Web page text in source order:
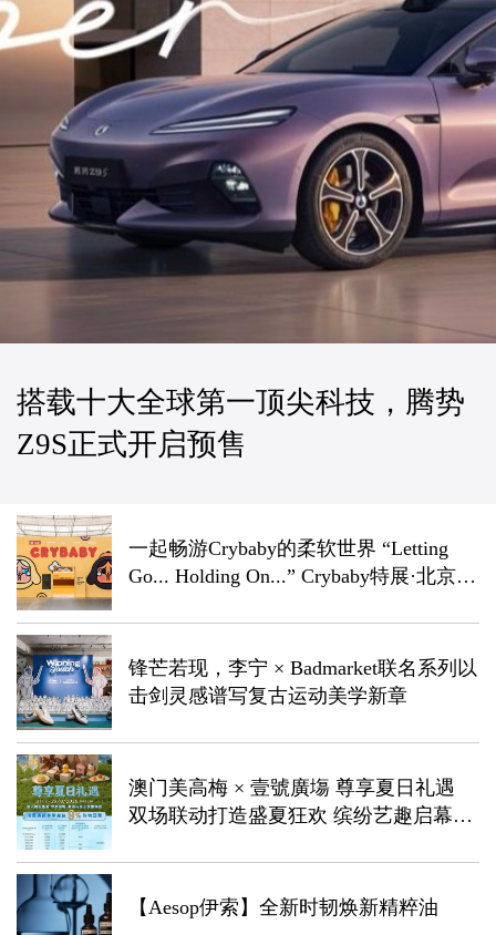
搭载十大全球第一顶尖科技，腾势
Z9S正式开启预售
一起畅游Crybaby的柔软世界 “Letting
Go... Holding On...” Crybaby特展·北京站
锋芒若现，李宁 × Badmarket联名系列以
击剑灵感谱写复古运动美学新章
澳门美高梅 × 壹號廣塲 尊享夏日礼遇
双场联动打造盛夏狂欢 缤纷艺趣启幕惊
【Aesop伊索】全新时韧焕新精粹油